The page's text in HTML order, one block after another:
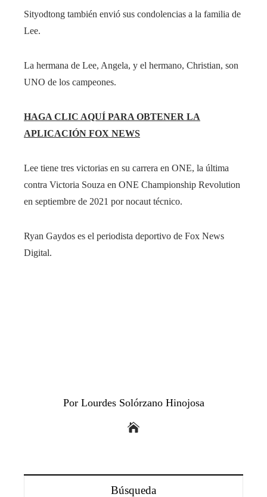
Sityodtong también envió sus condolencias a la familia de
Lee.
La hermana de Lee, Angela, y el hermano, Christian, son
UNO de los campeones.
HAGA CLIC AQUÍ PARA OBTENER LA
APLICACIÓN FOX NEWS
Lee tiene tres victorias en su carrera en ONE, la última
contra Victoria Souza en ONE Championship Revolution
en septiembre de 2021 por nocaut técnico.
Ryan Gaydos es el periodista deportivo de Fox News
Digital.
Por Lourdes Solórzano Hinojosa
Búsqueda